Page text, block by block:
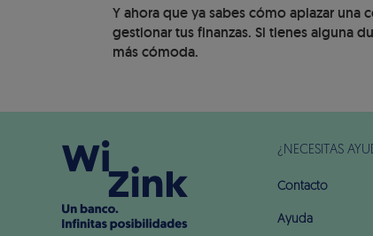
Y ahora que ya sabes cómo aplazar
gestionar tus finanzas. Si tienes alguna
más cómoda.
¿NECESITAS
Contacto
Ayuda